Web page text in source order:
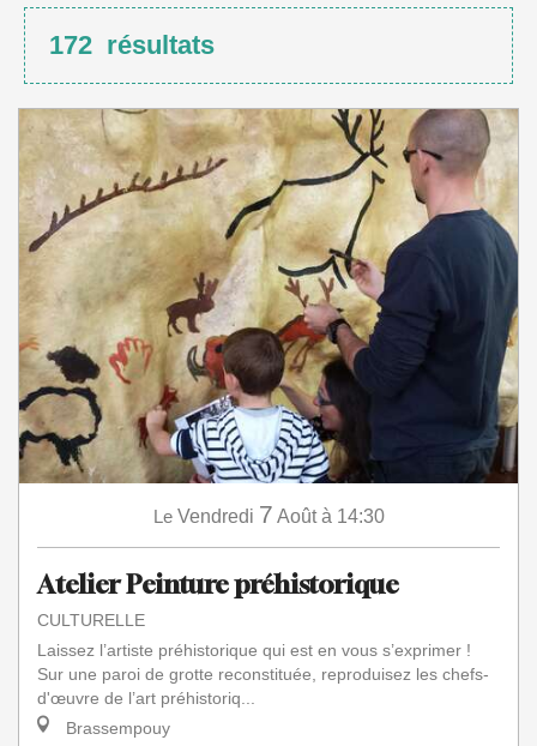
172 résultats
Le Vendredi 7 Août à 14:30
Atelier Peinture préhistorique
CULTURELLE
Laissez l’artiste préhistorique qui est en vous s’exprimer !
Sur une paroi de grotte reconstituée, reproduisez les chefs-
d'œuvre de l’art préhistoriq...
Brassempouy